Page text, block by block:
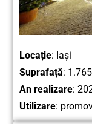
Locație: Iași
Suprafață:
An realizare:
Utilizare: